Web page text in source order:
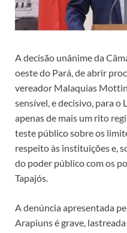
A decisão unânime da
oeste do Pará, de abrir
vereador Malaquias
sensível, e decisivo, para o
apenas de mais um rito
teste público sobre os
respeito às instituições e,
do poder público com os
Tapajós.
A denúncia apresentada
Arapiuns é grave,